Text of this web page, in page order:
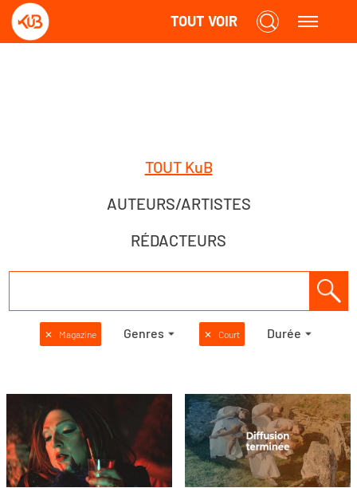
TOUT VOIR
TOUT KuB
AUTEURS/ARTISTES
RÉDACTEURS
✕ Magazine Genres ✕ Court Durée